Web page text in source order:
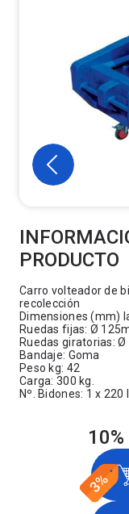
PRODUCTO
Carro volteador de
recolección
Dimensiones (mm)
Ruedas fijas: Ø
Ruedas giratorias:
Bandaje: Goma
Peso kg: 42
Carga: 300 kg.
Nº. Bidones: 1 x 220 l.